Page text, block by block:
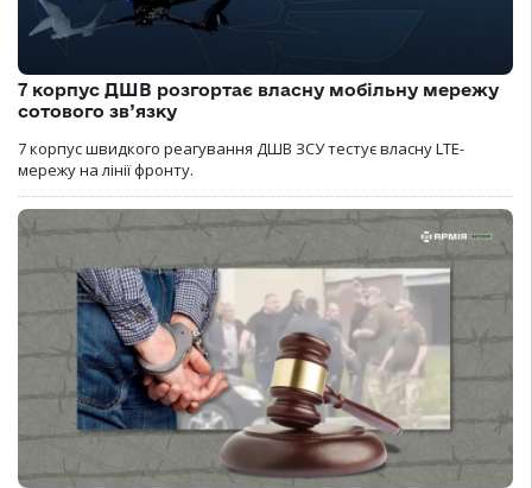
7 корпус ДШВ розгортає власну мобільну мережу
сотового зв’язку
7 корпус швидкого реагування ДШВ ЗСУ тестує власну LTE-
мережу на лінії фронту.